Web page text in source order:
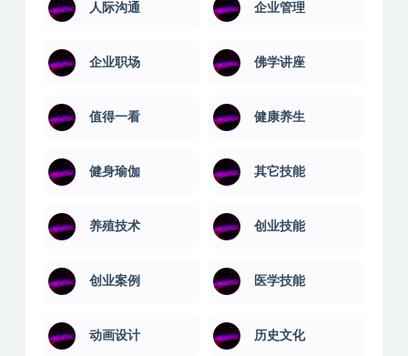
人际沟通 企业管理
企业职场 佛学讲座
值得一看 健康养生
健身瑜伽 其它技能
养殖技术 创业技能
创业案例 医学技能
动画设计 历史文化